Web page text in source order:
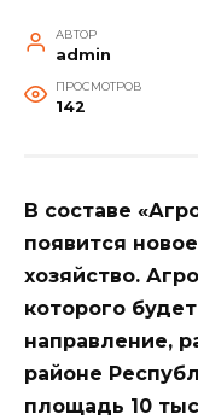
АВТОР
admin
ПРОСМОТРОВ
142
В составе
появится
хозяйство.
которого
направление,
районе
площадь 10